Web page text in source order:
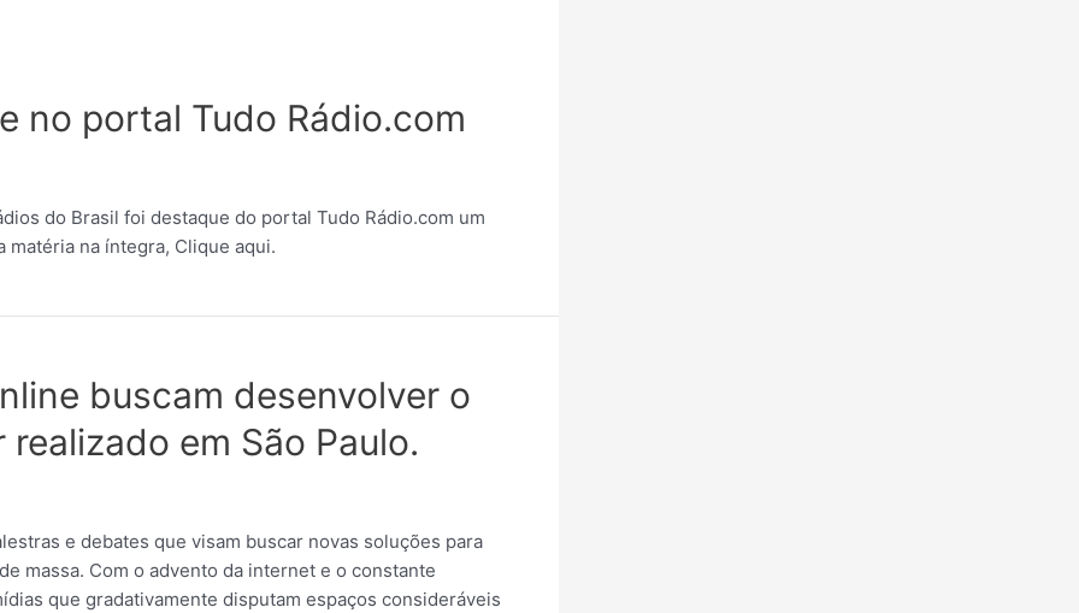
no portal Tudo Rádio.com
do Brasil foi destaque do portal Tudo Rádio.com um
matéria na íntegra, Clique aqui.
buscam desenvolver o
em São Paulo.
e debates que visam buscar novas soluções para
massa. Com o advento da internet e o constante
que gradativamente disputam espaços consideráveis